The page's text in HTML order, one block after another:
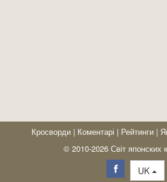
Кросворди | Коментарі | Рейтинги |
© 2010-2026 Світ японских
UK